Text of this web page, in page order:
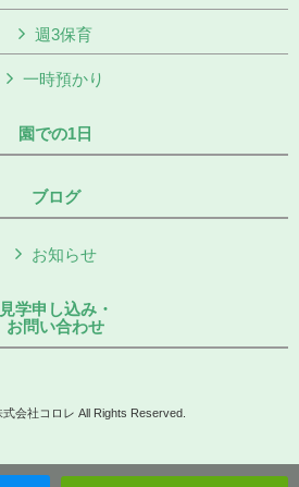
週3保育
一時預かり
園での1日
ブログ
お知らせ
見学申し込み・
お問い合わせ
会社コロレ All Rights Reserved.